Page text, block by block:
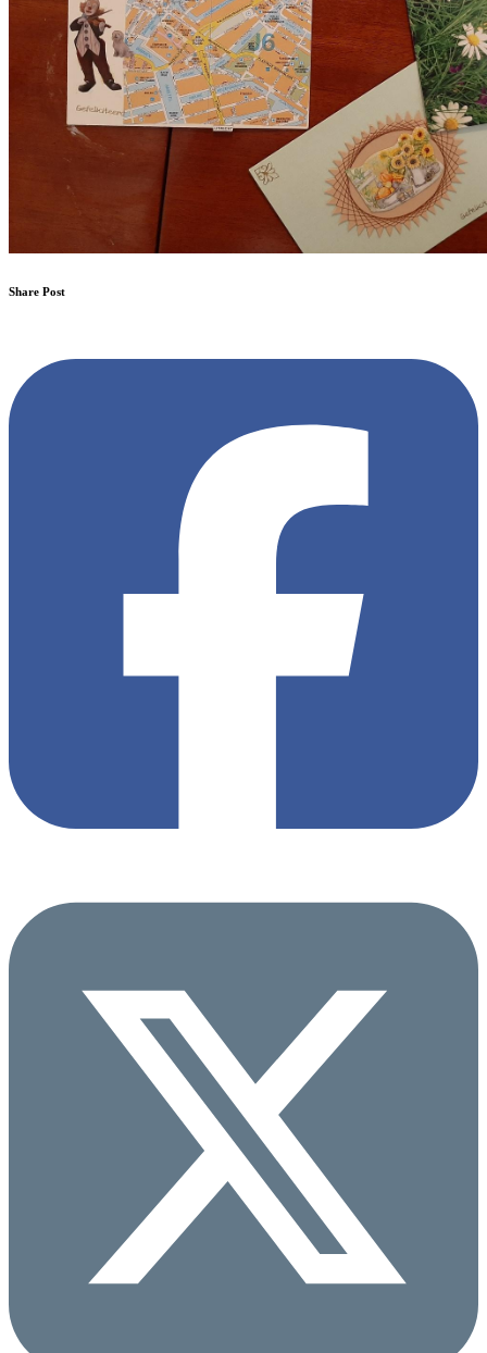
Share Post